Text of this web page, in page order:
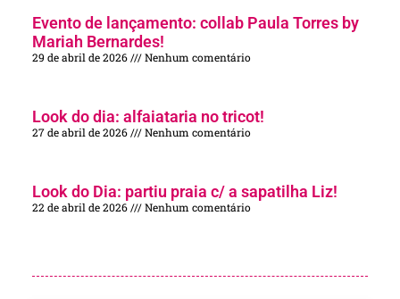
Evento de lançamento: collab Paula Torres by
Mariah Bernardes!
29 de abril de 2026 Nenhum comentário
Look do dia: alfaiataria no tricot!
27 de abril de 2026 Nenhum comentário
Look do Dia: partiu praia c/ a sapatilha Liz!
22 de abril de 2026 Nenhum comentário